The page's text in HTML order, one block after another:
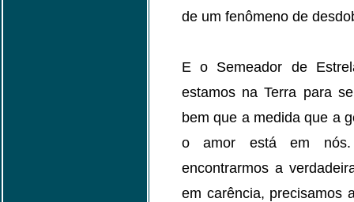
de um fenômeno de
E o Semeador de
estamos na Terra para
bem que a medida que a
o amor está em
encontrarmos a
em carência, precisamos